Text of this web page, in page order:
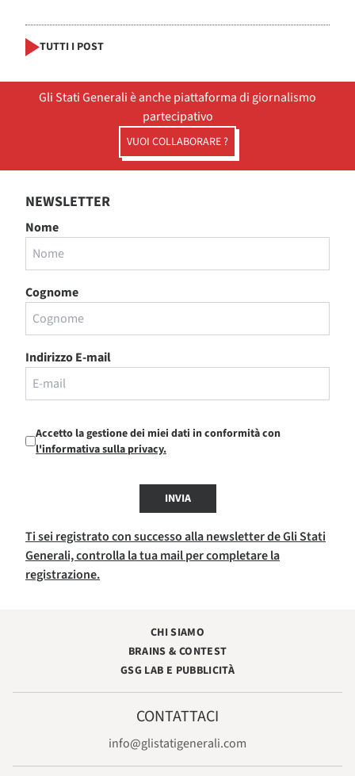
TUTTI I POST
Gli Stati Generali è anche piattaforma di giornalismo
partecipativo
VUOI COLLABORARE ?
NEWSLETTER
Nome
Cognome
Indirizzo E-mail
Accetto la gestione dei miei dati in conformità con
l'informativa sulla privacy.
INVIA
Ti sei registrato con successo alla newsletter de Gli Stati
Generali, controlla la tua mail per completare la
registrazione.
CHI SIAMO
BRAINS & CONTEST
GSG LAB E PUBBLICITÀ
CONTATTACI
info@glistatigenerali.com